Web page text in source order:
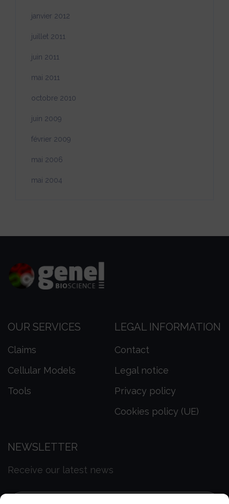
janvier 2012
juillet 2011
juin 2011
mai 2011
octobre 2010
juin 2009
février 2009
mai 2006
mai 2004
OUR SERVICES
Claims
Cellular Models
Tools
LEGAL INFORMATION
Contact
Legal notice
Privacy policy
Cookies policy (UE)
NEWSLETTER
Receive our latest news